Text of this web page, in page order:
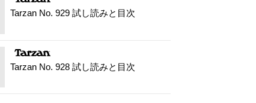
Tarzan No. 929 試し読みと目次
Tarzan No. 928 試し読みと目次